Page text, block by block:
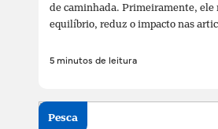
de caminhada. Primeiramente, ele
equilíbrio, reduz o impacto nas
5 minutos de leitura
Pesca